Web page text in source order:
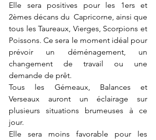
Elle sera positives pour les 1ers et
2èmes décans du  Capricorne, ainsi que
tous les Taureaux, Vierges, Scorpions et
Poissons. Ce sera le moment idéal pour
prévoir un déménagement, un
changement de travail ou une
demande de prêt.
Tous les Gémeaux, Balances et
Verseaux auront un éclairage sur
plusieurs situations brumeuses à ce
jour.
Elle sera moins favorable pour les